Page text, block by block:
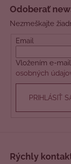
Odoberať
Nezmeškajte
Email
Vložením e-
osobných
PRIHLÁSIŤ
Rýchly